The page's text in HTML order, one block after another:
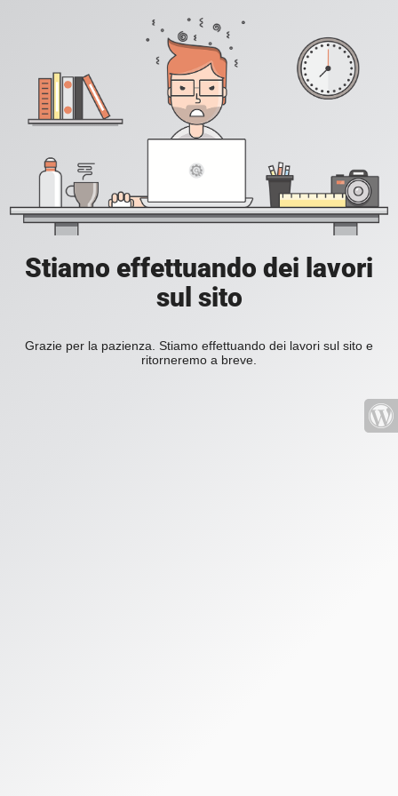
Stiamo effettuando dei lavori
sul sito
Grazie per la pazienza. Stiamo effettuando dei lavori sul sito e
ritorneremo a breve.